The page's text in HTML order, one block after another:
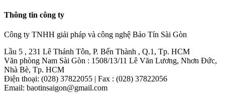
Thông tin công ty
Công ty TNHH giải pháp và công nghệ Bảo Tín Sài Gòn
Lầu 5 , 231 Lê Thánh Tôn, P. Bến Thành , Q.1, Tp. HCM
Văn phòng Nam Sài Gòn : 1508/13/11 Lê Văn Lương, Nhơn Đức,
Nhà Bè, Tp. HCM
Điện thoại: (028) 37822055 | Fax : (028) 37822056
Email: baotinsaigon@gmail.com